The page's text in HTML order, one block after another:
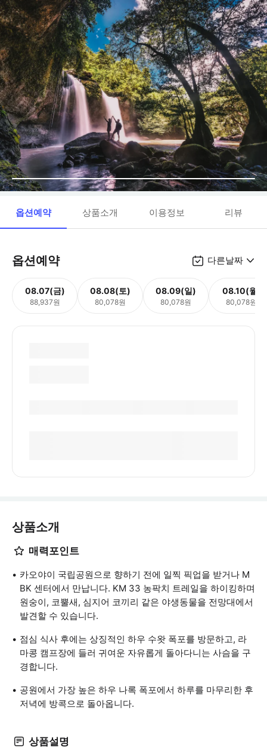
옵션예약 상품소개 이용정보 리뷰
옵션예약 다른날짜
08.07(금)
88,937원
08.08(토)
80,078원
08.09(일)
80,078원
08.10(월)
80,078원
상품소개
매력포인트
카오야이 국립공원으로 향하기 전에 일찍 픽업을 받거나 M
BK 센터에서 만납니다. KM 33 농팍치 트레일을 하이킹하며
원숭이, 코뿔새, 심지어 코끼리 같은 야생동물을 전망대에서
발견할 수 있습니다.
점심 식사 후에는 상징적인 하우 수왓 폭포를 방문하고, 라
마콩 캠프장에 들러 귀여운 자유롭게 돌아다니는 사슴을 구
경합니다.
공원에서 가장 높은 하우 나록 폭포에서 하루를 마무리한 후
저녁에 방콕으로 돌아옵니다.
상품설명